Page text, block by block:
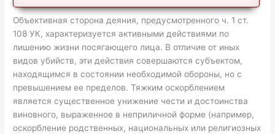
Объективная сторона деяния, предусмотренного ч. 1 ст.
108 УК, характеризуется активными действиями по
лишению жизни посягающего лица. В отличие от иных
видов убийств, эти действия совершаются субъектом,
находящимся в состоянии необходимой обороны, но с
превышением ее пределов. Тяжким оскорблением
является существенное унижение чести и достоинства
виновного, выраженное в неприличной форме (например,
оскорбление родственных, национальных или религиозных